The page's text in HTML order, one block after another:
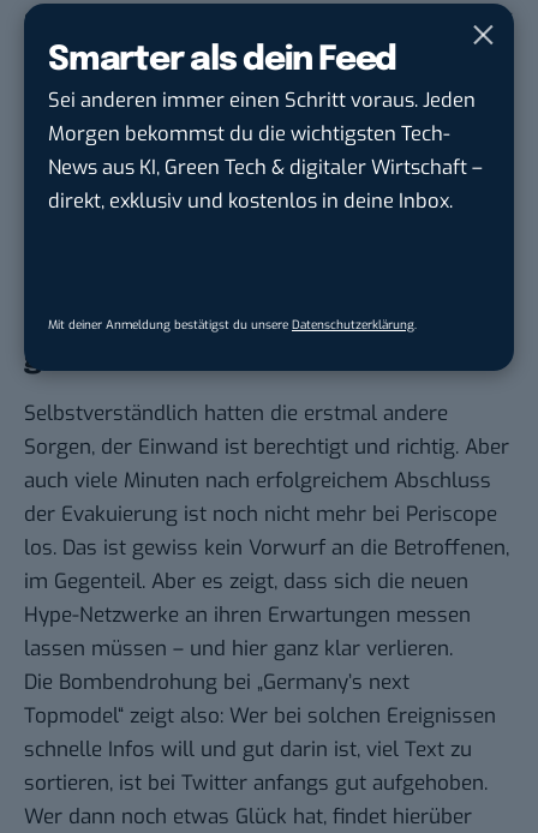
Smarter als dein Feed
Sei anderen immer einen Schritt voraus. Jeden
Morgen bekommst du die wichtigsten Tech-
News aus KI, Green Tech & digitaler Wirtschaft –
direkt, exklusiv und kostenlos in deine Inbox.
Mit deiner Anmeldung bestätigst du unsere Datenschutzerklärung
großes Potenzial für schnelle Live-Berichterstattung
hat. Die Zahl kommt aber sicher auch daher
Trotzdem ist es ein Statement. Ganz im Gegensatz
zu den wenigen Eindrücken, die es sonst so gab.
Journalist Daniel Fiene
Facebook kann
geschlossen bleiben
Selbstverständlich hatten die erstmal andere
Sorgen, der Einwand ist berechtigt und richtig. Aber
auch viele Minuten nach erfolgreichem Abschluss
der Evakuierung ist noch nicht mehr bei Periscope
los. Das ist gewiss kein Vorwurf an die Betroffenen,
im Gegenteil. Aber es zeigt, dass sich die neuen
Hype-Netzwerke an ihren Erwartungen messen
lassen müssen – und hier ganz klar verlieren.
Die Bombendrohung bei „Germany’s next
Topmodel“ zeigt also: Wer bei solchen Ereignissen
schnelle Infos will und gut darin ist, viel Text zu
sortieren, ist bei Twitter anfangs gut aufgehoben.
Wer dann noch etwas Glück hat, findet hierüber